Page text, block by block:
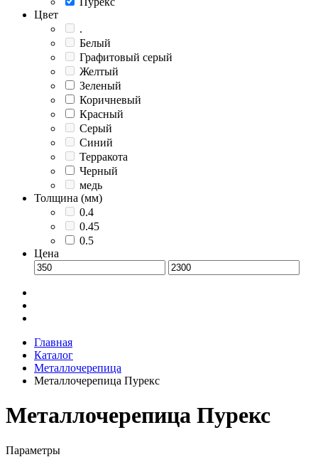
Цвет
.
Белый
Графитовый серый
Желтый
Зеленый
Коричневый
Красный
Серый
Синий
Терракота
Черный
медь
Толщина (мм)
0.4
0.45
0.5
Цена
Главная
Каталог
Металлочерепица
Металлочерепица Пурекс
Металлочерепица Пурекс
Параметры